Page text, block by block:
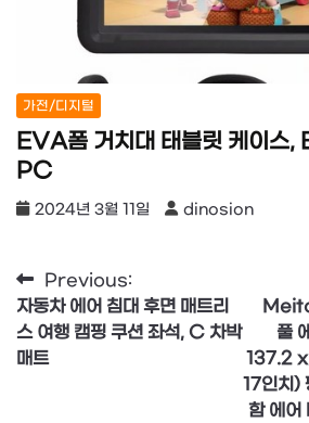
가전/디지털
EVA폼 거치대 태블릿 케이스
PC
2024년 3월 11일 dinosion
글
탐
색
Previous:
자동차 에어 침대 후면 매트리
스 여행 캠핑 쿠션 좌석, C 차박
매트
풀
137.2
17인치)
함 에어